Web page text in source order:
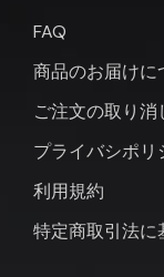
FAQ
商品のお届けに
ご注文の取り
プライバシポリ
利用規約
特定商取引法に